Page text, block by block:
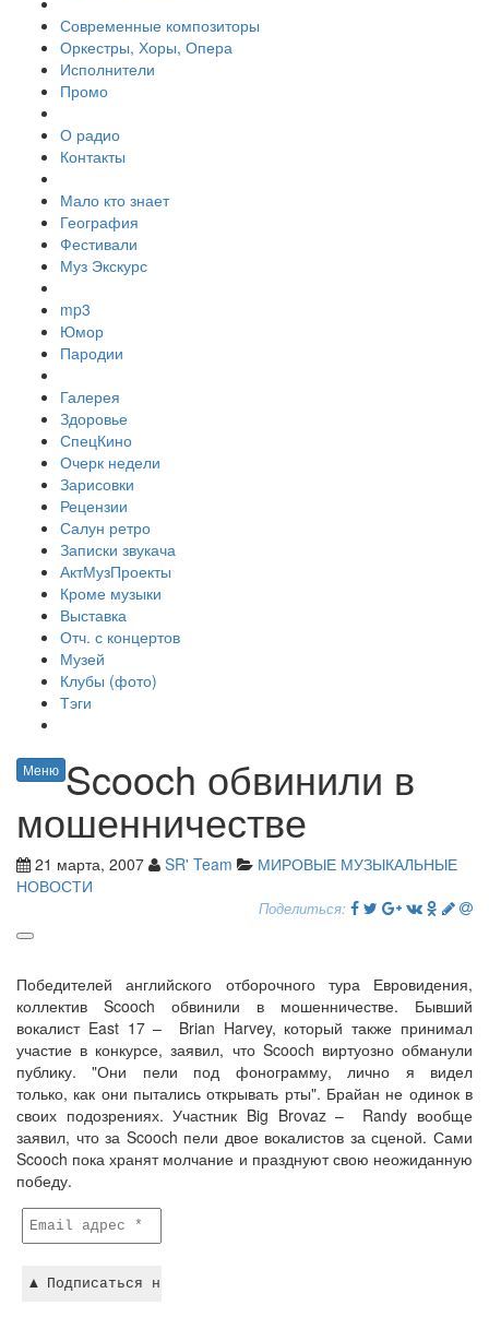
Современные композиторы
Оркестры, Хоры, Опера
Исполнители
Промо
О радио
Контакты
Мало кто знает
География
Фестивали
Муз Экскурс
mp3
Юмор
Пародии
Галерея
Здоровье
СпецКино
Очерк недели
Зарисовки
Рецензии
Салун ретро
Записки звукача
АктМузПроекты
Кроме музыки
Выставка
Отч. с концертов
Музей
Клубы (фото)
Тэги
Меню Scooch обвинили в
мошенничестве
21 марта, 2007 SR' Team
МИРОВЫЕ МУЗЫКАЛЬНЫЕ
НОВОСТИ
Поделиться:
Победителей английского отборочного тура Евровидения,
коллектив Scooch обвинили в мошенничестве. Бывший
вокалист East 17 – Brian Harvey, который также принимал
участие в конкурсе, заявил, что Scooch виртуозно обманули
публику. "Они пели под фонограмму, лично я видел
только, как они пытались открывать рты". Брайан не одинок в
своих подозрениях. Участник Big Brovaz – Randy вообще
заявил, что за Scooch пели двое вокалистов за сценой. Сами
Scooch пока хранят молчание и празднуют свою неожиданную
победу.